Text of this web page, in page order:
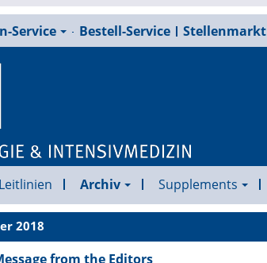
Service Bestell-Service Stellenmarkt
Leitlinien Archiv Supplements
2018
from the Editors